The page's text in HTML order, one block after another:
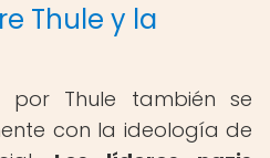
Thule y la
por Thule también se
con la ideología de